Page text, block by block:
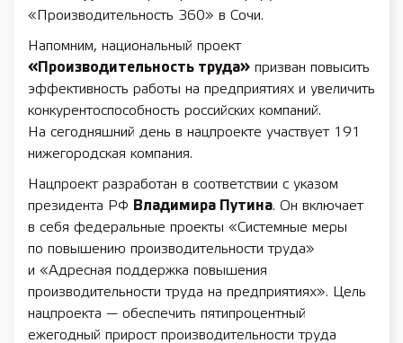
«Производительность 360» в Сочи.
Напомним, национальный проект
«Производительность труда» призван повысить
эффективность работы на предприятиях и увеличить
конкурентоспособность российских компаний.
На сегодняшний день в нацпроекте участвует 191
нижегородская компания.
Нацпроект разработан в соответствии с указом
президента РФ Владимира Путина. Он включает
в себя федеральные проекты «Системные меры
по повышению производительности труда»
и «Адресная поддержка повышения
производительности труда на предприятиях». Цель
нацпроекта — обеспечить пятипроцентный
ежегодный прирост производительности труда